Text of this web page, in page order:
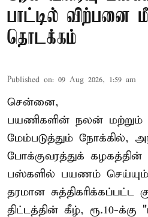
பாட்டில் விற்பனை
தொடக்கம்
Published on: 09 Aug 2026, 1:59 am
சென்னை,
பயணிகளின் நலன் மற்றும்
மேம்படுத்தும் நோக்கில்,
போக்குவரத்துக்
பஸ்களில் பயணம் செய்யும்
தரமான சுத்திகரிக்கப்பட்ட
திட்டத்தின் கீழ், ரூ.10-க்கு